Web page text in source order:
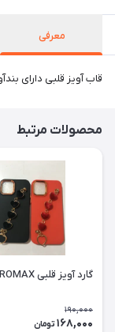
معرفی
قاب آویز قلبی دارای
محصولات مرتبط
گارد آویز قلبی 11PROMAX
190,000
168,000 تومان